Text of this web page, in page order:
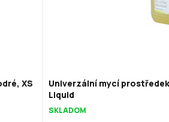
XS
Univerzální mycí
Liquid
SKLADOM